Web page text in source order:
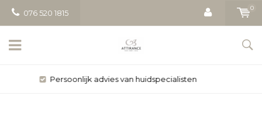
076 520 1815
0
Gratis bezorging vanaf € 50